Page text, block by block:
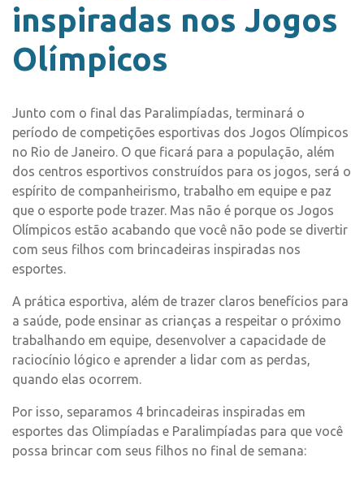
inspiradas nos Jogos
Olímpicos
Junto com o final das Paralimpíadas, terminará o
período de competições esportivas dos Jogos Olímpicos
no Rio de Janeiro. O que ficará para a população, além
dos centros esportivos construídos para os jogos, será o
espírito de companheirismo, trabalho em equipe e paz
que o esporte pode trazer. Mas não é porque os Jogos
Olímpicos estão acabando que você não pode se divertir
com seus filhos com brincadeiras inspiradas nos
esportes.
A prática esportiva, além de trazer claros benefícios para
a saúde, pode ensinar as crianças a respeitar o próximo
trabalhando em equipe, desenvolver a capacidade de
raciocínio lógico e aprender a lidar com as perdas,
quando elas ocorrem.
Por isso, separamos 4 brincadeiras inspiradas em
esportes das Olimpíadas e Paralimpíadas para que você
possa brincar com seus filhos no final de semana: